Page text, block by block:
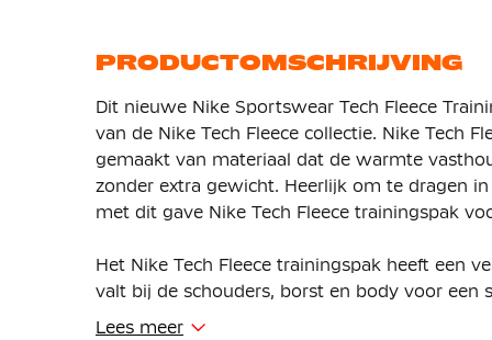
PRODUCTOMSCHRIJVING
Dit nieuwe Nike Sportswear Tech Fleece
van de Nike Tech Fleece collectie. Nike Tech
gemaakt van materiaal dat de warmte
zonder extra gewicht. Heerlijk om te dragen
met dit gave Nike Tech Fleece trainingspak
Het Nike Tech Fleece trainingspak heeft een
valt bij de schouders, borst en body voor een
Je kunt de pasvorm van de broek zelf
Lees meer